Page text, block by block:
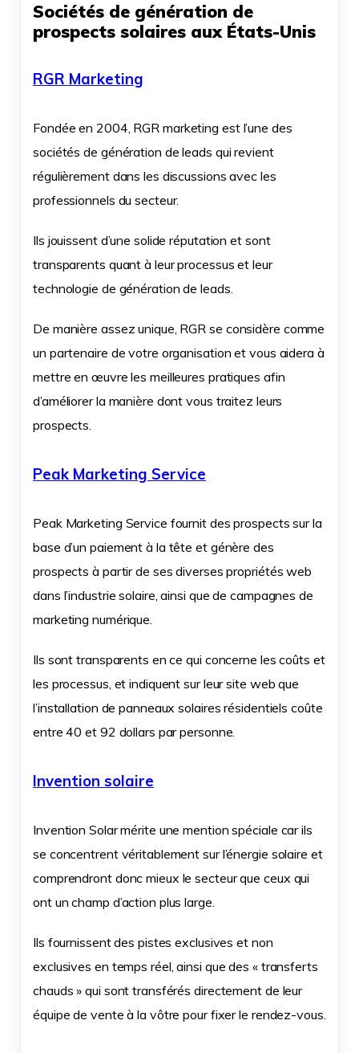
Sociétés de génération de
prospects solaires aux États-Unis
RGR Marketing
Fondée en 2004, RGR marketing est l’une des
sociétés de génération de leads qui revient
régulièrement dans les discussions avec les
professionnels du secteur.
Ils jouissent d’une solide réputation et sont
transparents quant à leur processus et leur
technologie de génération de leads.
De manière assez unique, RGR se considère comme
un partenaire de votre organisation et vous aidera à
mettre en œuvre les meilleures pratiques afin
d’améliorer la manière dont vous traitez leurs
prospects.
Peak Marketing Service
Peak Marketing Service fournit des prospects sur la
base d’un paiement à la tête et génère des
prospects à partir de ses diverses propriétés web
dans l’industrie solaire, ainsi que de campagnes de
marketing numérique.
Ils sont transparents en ce qui concerne les coûts et
les processus, et indiquent sur leur site web que
l’installation de panneaux solaires résidentiels coûte
entre 40 et 92 dollars par personne.
Invention solaire
Invention Solar mérite une mention spéciale car ils
se concentrent véritablement sur l’énergie solaire et
comprendront donc mieux le secteur que ceux qui
ont un champ d’action plus large.
Ils fournissent des pistes exclusives et non
exclusives en temps réel, ainsi que des « transferts
chauds » qui sont transférés directement de leur
équipe de vente à la vôtre pour fixer le rendez-vous.